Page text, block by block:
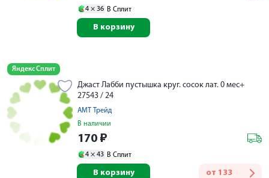
4 × 36 В Сплит
В корзину
Яндекс Сплит
Джаст Лабби пустышка круг. сосок лат. 0 мес+
27543 / 24
АМТ Трейд
В наличии
170 ₽
4 × 43 В Сплит
от 133
В корзину